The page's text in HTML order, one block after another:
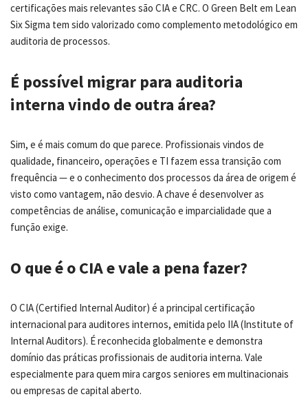
certificações mais relevantes são CIA e CRC. O Green Belt em Lean
Six Sigma tem sido valorizado como complemento metodológico em
auditoria de processos.
É possível migrar para auditoria
interna vindo de outra área?
Sim, e é mais comum do que parece. Profissionais vindos de
qualidade, financeiro, operações e TI fazem essa transição com
frequência — e o conhecimento dos processos da área de origem é
visto como vantagem, não desvio. A chave é desenvolver as
competências de análise, comunicação e imparcialidade que a
função exige.
O que é o CIA e vale a pena fazer?
O CIA (Certified Internal Auditor) é a principal certificação
internacional para auditores internos, emitida pelo IIA (Institute of
Internal Auditors). É reconhecida globalmente e demonstra
domínio das práticas profissionais de auditoria interna. Vale
especialmente para quem mira cargos seniores em multinacionais
ou empresas de capital aberto.